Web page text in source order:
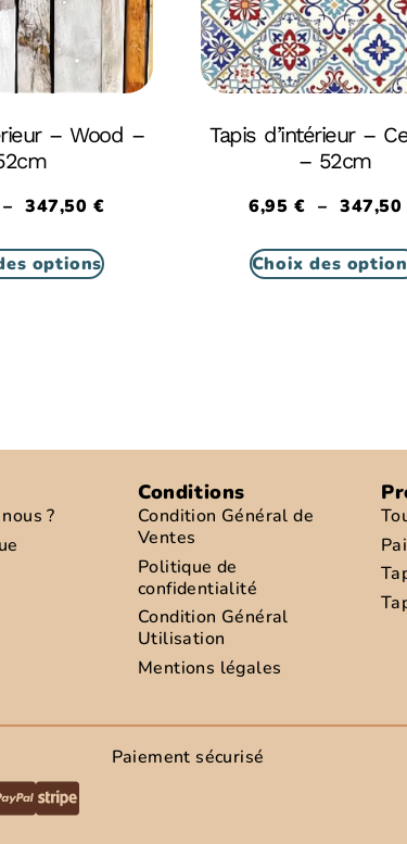
– Wood –
– 347,50€
options
Tapis d’intérieur –
– 52cm
6,95€ –
Choix des
Conditions
Condition Général de
Ventes
Politique de
confidentialité
Condition Général
Utilisation
Mentions légales
?
Paiement sécurisé